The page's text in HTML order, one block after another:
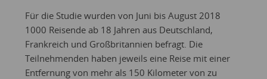
Für die Studie wurden von Juni bis August 2018
1000 Reisende ab 18 Jahren aus Deutschland,
Frankreich und Großbritannien befragt. Die
Teilnehmenden haben jeweils eine Reise mit einer
Entfernung von mehr als 150 Kilometer von zu